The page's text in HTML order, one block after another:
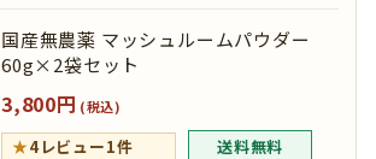
国産無農薬 マッシュルームパウダー
60g×2袋セット
3,800円 (税込)
★4レビュー1件
送料無料